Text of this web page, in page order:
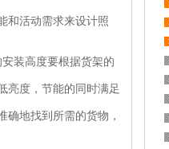
和活动需求来设计照
装高度要根据货架的
亮度，节能的同时满足
地找到所需的货物，